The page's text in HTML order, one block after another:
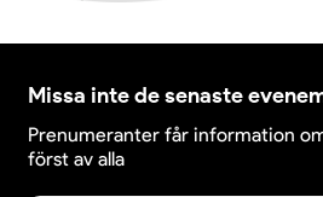
Missa inte de senaste
Prenumeranter får information
först av alla